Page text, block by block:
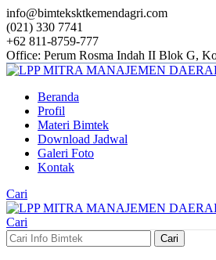
info@bimteksktkemendagri.com
(021) 330 7741
+62 811-8759-777
Office: Perum Rosma Indah II Blok G,
Beranda
Profil
Materi Bimtek
Download Jadwal
Galeri Foto
Kontak
Cari
Cari
Cari